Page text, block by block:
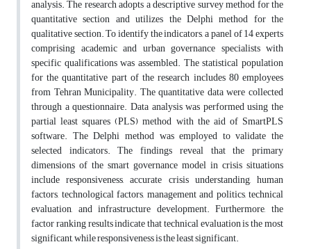
analysis. The research adopts a descriptive survey method for the
quantitative section and utilizes the Delphi method for the
qualitative section. To identify the indicators, a panel of 14 experts
comprising academic and urban governance specialists with
specific qualifications was assembled. The statistical population
for the quantitative part of the research includes 80 employees
from Tehran Municipality. The quantitative data were collected
through a questionnaire. Data analysis was performed using the
partial least squares (PLS) method with the aid of SmartPLS
software. The Delphi method was employed to validate the
selected indicators. The findings reveal that the primary
dimensions of the smart governance model in crisis situations
include responsiveness, accurate crisis understanding, human
factors, technological factors, management and politics, technical
evaluation, and infrastructure development. Furthermore, the
factor ranking results indicate that technical evaluation is the most
significant, while responsiveness is the least significant.